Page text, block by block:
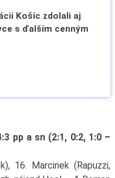
Košíc zdolali aj
s ďalším cenným
pp a sn (2:1, 0:2, 1:0 –
16. Marcinek (Rapuzzi,